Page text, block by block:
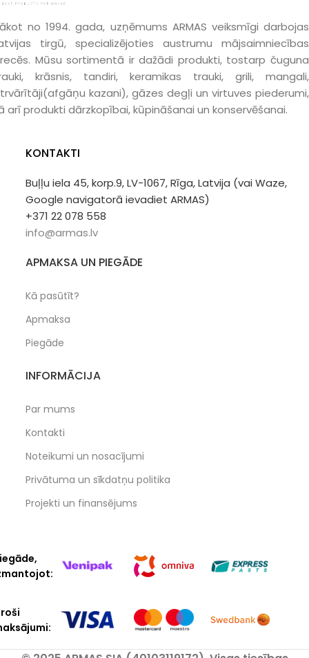
no 1994. gada, uzņēmums ARMAS veiksmīgi darbojas
tirgū, specializējoties austrumu mājsaimniecības
Mūsu sortimentā ir dažādi produkti, tostarp čuguna
krāsnis, tandiri, keramikas trauki, grili, mangali,
kazani), gāzes degļi un virtuves piederumi,
arī produkti dārzkopībai, kūpināšanai un konservēšanai.
KONTAKTI
Buļļu iela 45, korp.9, LV-1067, Rīga, Latvija (vai Waze,
Google navigatorā ievadiet ARMAS)
+371 22 078 558
info@armas.lv
APMAKSA UN PIEGĀDE
Kā pasūtīt?
Apmaksa
Piegāde
INFORMĀCIJA
Par mums
Kontakti
Noteikumi un nosacījumi
Privātuma un sīkdatņu politika
Projekti un finansējums